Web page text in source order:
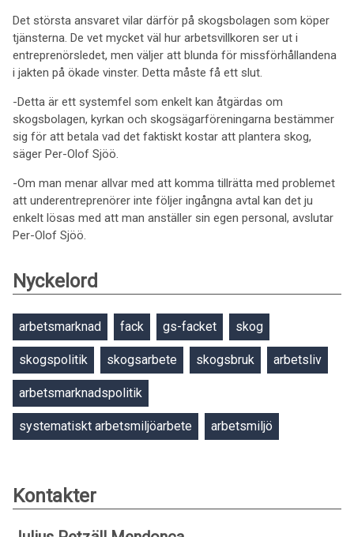
Det största ansvaret vilar därför på skogsbolagen som köper
tjänsterna. De vet mycket väl hur arbetsvillkoren ser ut i
entreprenörsledet, men väljer att blunda för missförhållandena
i jakten på ökade vinster. Detta måste få ett slut.
-Detta är ett systemfel som enkelt kan åtgärdas om
skogsbolagen, kyrkan och skogsägarföreningarna bestämmer
sig för att betala vad det faktiskt kostar att plantera skog,
säger Per-Olof Sjöö.
-Om man menar allvar med att komma tillrätta med problemet
att underentreprenörer inte följer ingångna avtal kan det ju
enkelt lösas med att man anställer sin egen personal, avslutar
Per-Olof Sjöö.
Nyckelord
arbetsmarknad fack gs-facket skog
skogspolitik skogsarbete skogsbruk arbetsliv
arbetsmarknadspolitik
systematiskt arbetsmiljöarbete arbetsmiljö
Kontakter